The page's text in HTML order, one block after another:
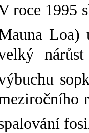
roce 1995
Loa)